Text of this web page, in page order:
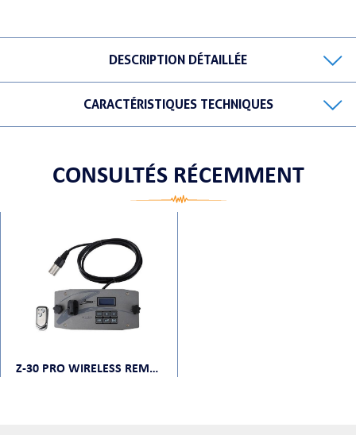
DESCRIPTION DÉTAILLÉE
CARACTÉRISTIQUES TECHNIQUES
CONSULTÉS RÉCEMMENT
Z-30 PRO WIRELESS REMOTE